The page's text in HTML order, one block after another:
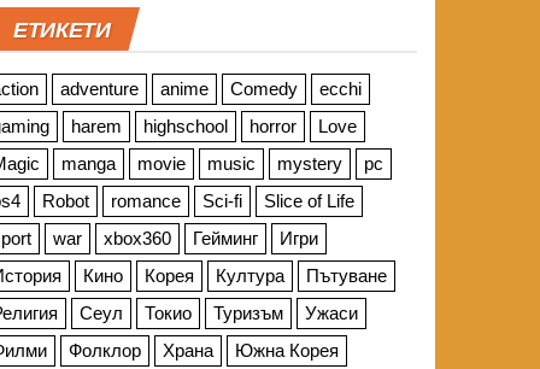
ЕТИКЕТИ
adventure anime Comedy
ecchi
harem highschool horror
Love
manga movie music mystery
pc
Robot romance Sci-fi
Slice of Life
war xbox360 Гейминг
Игри
Кино Корея Култура
Пътуване
Сеул Токио Туризъм
Ужаси
Фолклор Храна
Южна Корея